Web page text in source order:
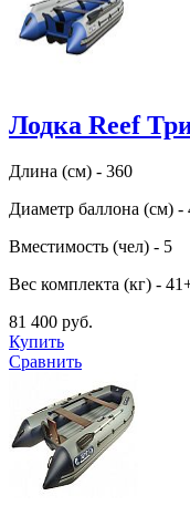
Лодка Reef
Длина (см) - 360
Диаметр баллона (см) -
Вместимость (чел) - 5
Вес комплекта (кг) -
81 400 руб.
Купить
Сравнить